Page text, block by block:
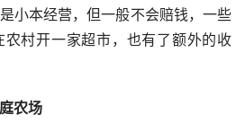
小本经营，但一般不会赔钱，一些
村开一家超市，也有了额外的收
农场